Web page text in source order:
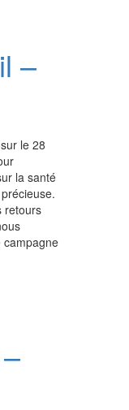
–
le 28
la santé
retours
campagne